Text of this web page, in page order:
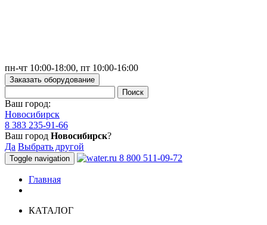
пн-чт 10:00-18:00, пт 10:00-16:00
Заказать оборудование
Ваш город:
Новосибирск
8 383 235-91-66
Ваш город Новосибирск?
Да Выбрать другой
Toggle navigation 8 800 511-09-72
Главная
КАТАЛОГ